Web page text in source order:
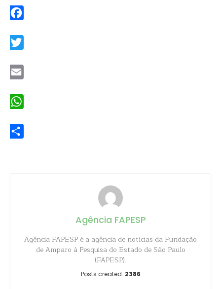
Agência FAPESP
Agência FAPESP é a agência de notícias da Fundação
de Amparo à Pesquisa do Estado de São Paulo
(FAPESP).
Posts created: 2386